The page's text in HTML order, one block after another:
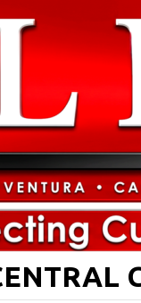
Colombia apaga el
2024 ] Corte
2024 ] Potente
2026 ] International